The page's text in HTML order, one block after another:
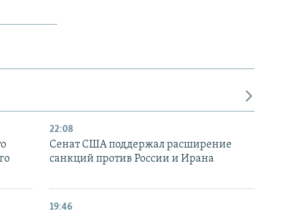
22:08
Сенат США поддержал расширение
санкций против России и Ирана
19:46